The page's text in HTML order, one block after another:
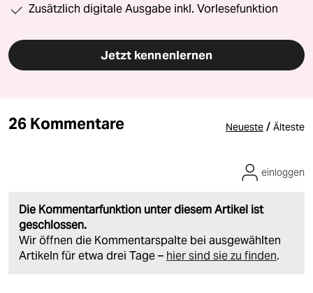
Zusätzlich digitale Ausgabe inkl. Vorlesefunktion
Jetzt kennenlernen
26 Kommentare Neueste / Älteste
Die Kommentarfunktion unter diesem Artikel ist
geschlossen.
Wir öffnen die Kommentarspalte bei ausgewählten
Artikeln für etwa drei Tage – hier sind sie zu finden.
einloggen